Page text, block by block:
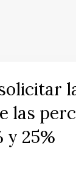
las
y 25%